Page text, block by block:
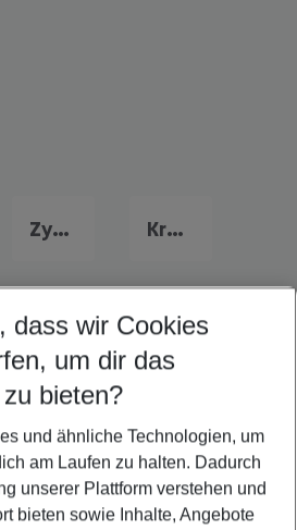
Zypern Familienurlaub Kroatien Familienurlaub
Skiathos für 2026
dass wir Cookies
um dir das
bieten?
und ähnliche Technologien, um
am Laufen zu halten. Dadurch
unserer Plattform verstehen und
bieten sowie Inhalte, Angebote